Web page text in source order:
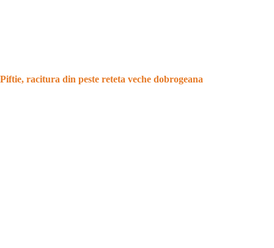
Piftie, racitura din peste reteta veche dobrogeana